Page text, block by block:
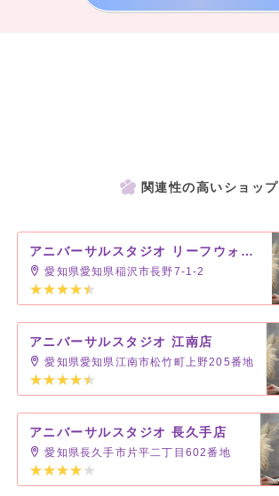
関連性の高いショップ
アニバーサルスタジオ リーフウォーク稲沢店
愛知県愛知県稲沢市長野7-1-2
アニバーサルスタジオ 江南店
愛知県愛知県江南市松竹町上野205番地
アニバーサルスタジオ 長久手店
愛知県長久手市片平二丁目602番地